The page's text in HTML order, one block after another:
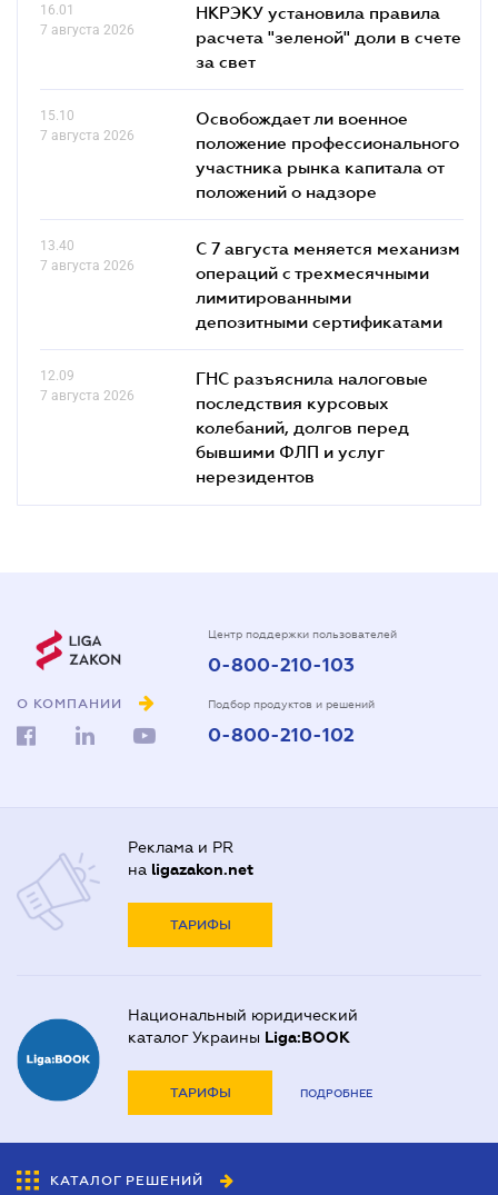
16.01
7 августа 2026
НКРЭКУ установила правила
расчета "зеленой" доли в счете
за свет
15.10
7 августа 2026
Освобождает ли военное
положение профессионального
участника рынка капитала от
положений о надзоре
13.40
7 августа 2026
С 7 августа меняется механизм
операций с трехмесячными
лимитированными
депозитными сертификатами
12.09
7 августа 2026
ГНС разъяснила налоговые
последствия курсовых
колебаний, долгов перед
бывшими ФЛП и услуг
нерезидентов
О КОМПАНИИ
Центр поддержки пользователей
0-800-210-103
Подбор продуктов и решений
0-800-210-102
Реклама и PR
на ligazakon.net
ТАРИФЫ
Национальный юридический
каталог Украины Liga:BOOK
ТАРИФЫ ПОДРОБНЕЕ
КАТАЛОГ РЕШЕНИЙ